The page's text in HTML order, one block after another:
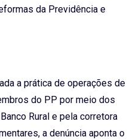
da Previdência e
a prática de operações de
do PP por meio dos
Rural e pela corretora
a denúncia aponta o